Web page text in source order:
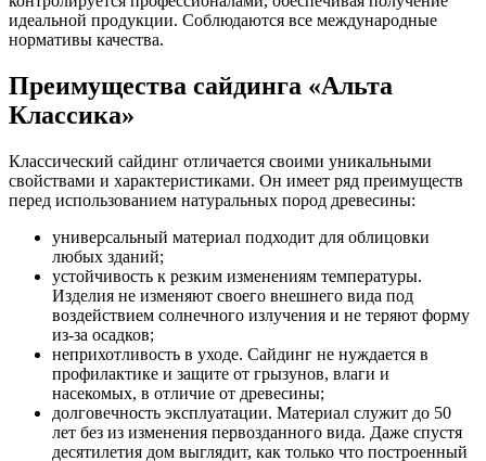
идеальной продукции. Соблюдаются все международные
нормативы качества.
Преимущества сайдинга «Альта
Классика»
Классический сайдинг отличается своими уникальными
свойствами и характеристиками. Он имеет ряд преимуществ
перед использованием натуральных пород древесины:
универсальный материал подходит для облицовки
любых зданий;
устойчивость к резким изменениям температуры.
Изделия не изменяют своего внешнего вида под
воздействием солнечного излучения и не теряют форму
из-за осадков;
неприхотливость в уходе. Сайдинг не нуждается в
профилактике и защите от грызунов, влаги и
насекомых, в отличие от древесины;
долговечность эксплуатации. Материал служит до 50
лет без из изменения первозданного вида. Даже спустя
десятилетия дом выглядит, как только что построенный